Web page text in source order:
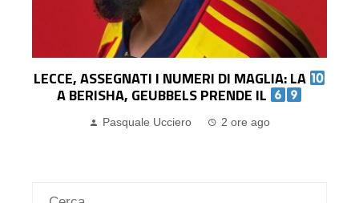
LECCE, ASSEGNATI I NUMERI DI MAGLIA: LA
A BERISHA, GEUBBELS PRENDE IL
Pasquale Ucciero 2 ore ago
Ricerca